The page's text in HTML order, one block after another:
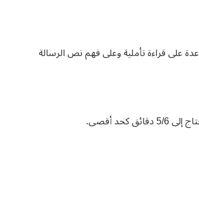
على قراءة تأملية وعلى فهم نص الرسالة